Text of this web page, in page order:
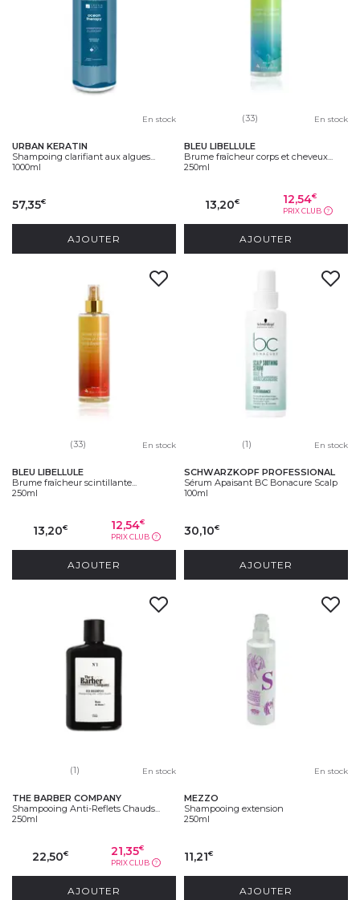
disponibles. Visuels non contractuels. Voir listing des références
éligibles en magasins.
En stock
URBAN KERATIN
Shampoing clarifiant aux algues...
1000ml
57,35€
AJOUTER
(33) En stock
BLEU LIBELLULE
Brume fraîcheur corps et cheveux...
250ml
13,20€ 12,54€
PRIX CLUB ?
AJOUTER
(33) En stock
BLEU LIBELLULE
Brume fraîcheur scintillante...
250ml
13,20€ 12,54€
PRIX CLUB ?
AJOUTER
(1) En stock
SCHWARZKOPF PROFESSIONAL
Sérum Apaisant BC Bonacure Scalp
100ml
30,10€
AJOUTER
(1) En stock
THE BARBER COMPANY
Shampooing Anti-Reflets Chauds...
250ml
22,50€ 21,35€
PRIX CLUB ?
AJOUTER
En stock
MEZZO
Shampooing extension
250ml
11,21€
AJOUTER